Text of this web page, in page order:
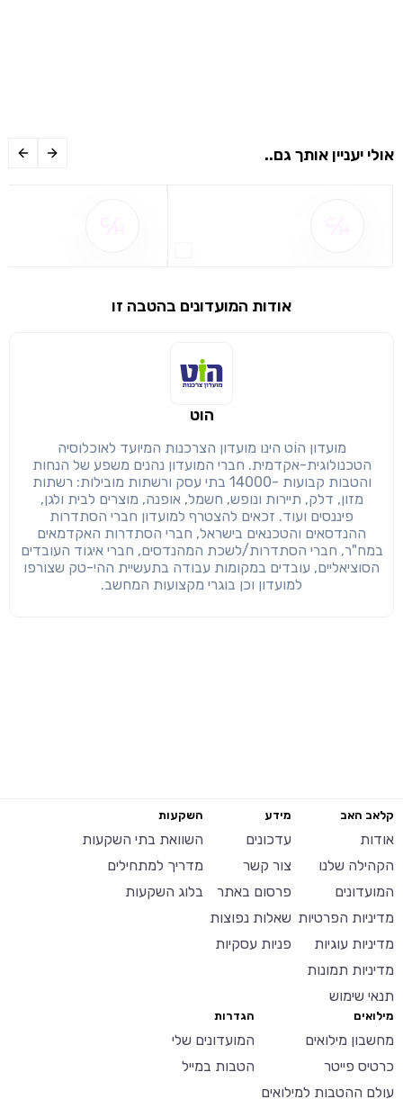
שיתוף
שימו לב!
מימוש הטבה זו ניתן רק לחברי
הבנתי, המשך לאתר
אולי יעניין אותך גם..
אודות המועדונים בהטבה זו
הוט
מועדון הוֹט הינו מועדון הצרכנות המיועד לאוכלוסיה
הטכנולוגית-אקדמית. חברי המועדון נהנים משפע של הנחות
והטבות קבועות -14000 בתי עסק ורשתות מובילות: רשתות
מזון, דלק, תיירות ונופש, חשמל, אופנה, מוצרים לבית ולגן,
פיננסים ועוד. זכאים להצטרף למועדון חברי הסתדרות
ההנדסאים והטכנאים בישראל, חברי הסתדרות האקדמאים
במח"ר, חברי הסתדרות/לשכת המהנדסים, חברי איגוד העובדים
הסוציאליים, עובדים במקומות עבודה בתעשיית ההי-טק שצורפו
למועדון וכן בוגרי מקצועות המחשב.
קלאב האב
אודות
הקהילה שלנו
המועדונים
מדיניות הפרטיות
מדיניות עוגיות
מדיניות תמונות
תנאי שימוש
מידע
עדכונים
צור קשר
פרסום באתר
שאלות נפוצות
פניות עסקיות
השקעות
השוואת בתי השקעות
מדריך למתחילים
בלוג השקעות
מילואים
מחשבון מילואים
כרטיס פייטר
עולם ההטבות למילואים
הגדרות
המועדונים שלי
הטבות במייל